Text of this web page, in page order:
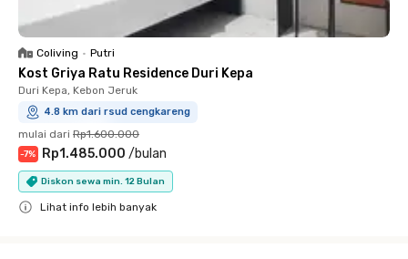
Coliving • Putri
Kost Griya Ratu Residence Duri Kepa
Duri Kepa, Kebon Jeruk
4.8 km dari rsud cengkareng
mulai dari Rp1.600.000
-7% Rp1.485.000 /bulan
Diskon sewa min. 12 Bulan
Lihat info lebih banyak